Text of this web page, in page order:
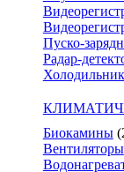
Пуско-
Радар-
Биокамины
Вентиляторы